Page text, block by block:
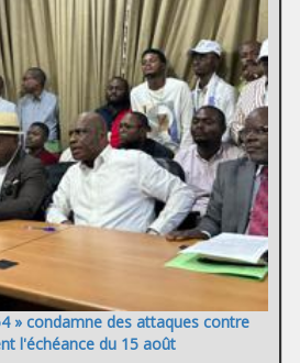
» condamne des attaques contre
l'échéance du 15 août